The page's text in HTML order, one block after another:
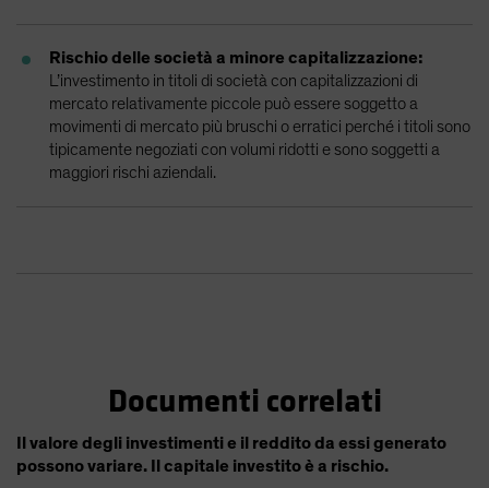
Rischio delle società a minore capitalizzazione:
L’investimento in titoli di società con capitalizzazioni di
mercato relativamente piccole può essere soggetto a
movimenti di mercato più bruschi o erratici perché i titoli sono
tipicamente negoziati con volumi ridotti e sono soggetti a
maggiori rischi aziendali.
Documenti correlati
Il valore degli investimenti e il reddito da essi generato
possono variare. Il capitale investito è a rischio.